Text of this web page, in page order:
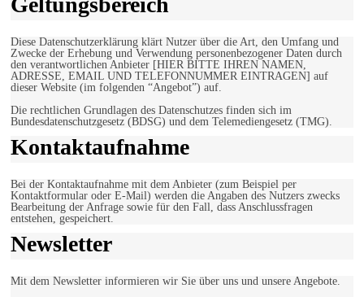
Diese Datenschutzerklärung klärt Nutzer über die Art, den Umfang und
Zwecke der Erhebung und Verwendung personenbezogener Daten durch
den verantwortlichen Anbieter [HIER BITTE IHREN NAMEN,
ADRESSE, EMAIL UND TELEFONNUMMER EINTRAGEN] auf
dieser Website (im folgenden “Angebot”) auf.
Die rechtlichen Grundlagen des Datenschutzes finden sich im
Bundesdatenschutzgesetz (BDSG) und dem Telemediengesetz (TMG).
Kontaktaufnahme
Bei der Kontaktaufnahme mit dem Anbieter (zum Beispiel per
Kontaktformular oder E-Mail) werden die Angaben des Nutzers zwecks
Bearbeitung der Anfrage sowie für den Fall, dass Anschlussfragen
entstehen, gespeichert.
Newsletter
Mit dem Newsletter informieren wir Sie über uns und unsere Angebote.